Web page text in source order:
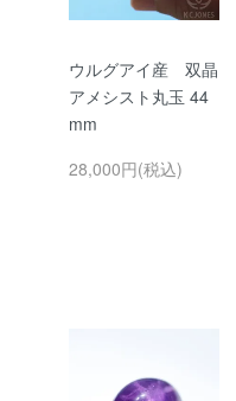
ウルグアイ産 双晶
アメシスト丸玉 44
mm
28,000円(税込)